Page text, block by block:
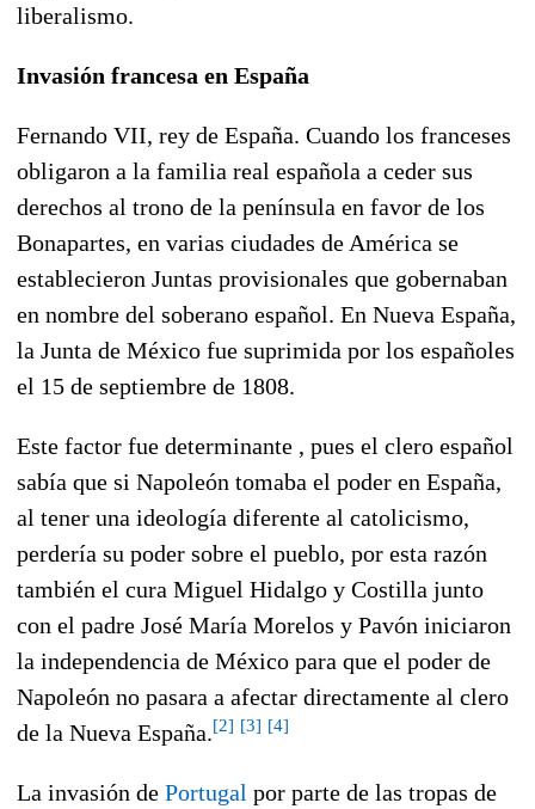
liberalismo.
Invasión francesa en España
Fernando VII, rey de España. Cuando los franceses
obligaron a la familia real española a ceder sus
derechos al trono de la península en favor de los
Bonapartes, en varias ciudades de América se
establecieron Juntas provisionales que gobernaban
en nombre del soberano español. En Nueva España,
la Junta de México fue suprimida por los españoles
el 15 de septiembre de 1808.
Este factor fue determinante , pues el clero español
sabía que si Napoleón tomaba el poder en España,
al tener una ideología diferente al catolicismo,
perdería su poder sobre el pueblo, por esta razón
también el cura Miguel Hidalgo y Costilla junto
con el padre José María Morelos y Pavón iniciaron
la independencia de México para que el poder de
Napoleón no pasara a afectar directamente al clero
de la Nueva España.[2] [3] [4]
La invasión de Portugal por parte de las tropas de